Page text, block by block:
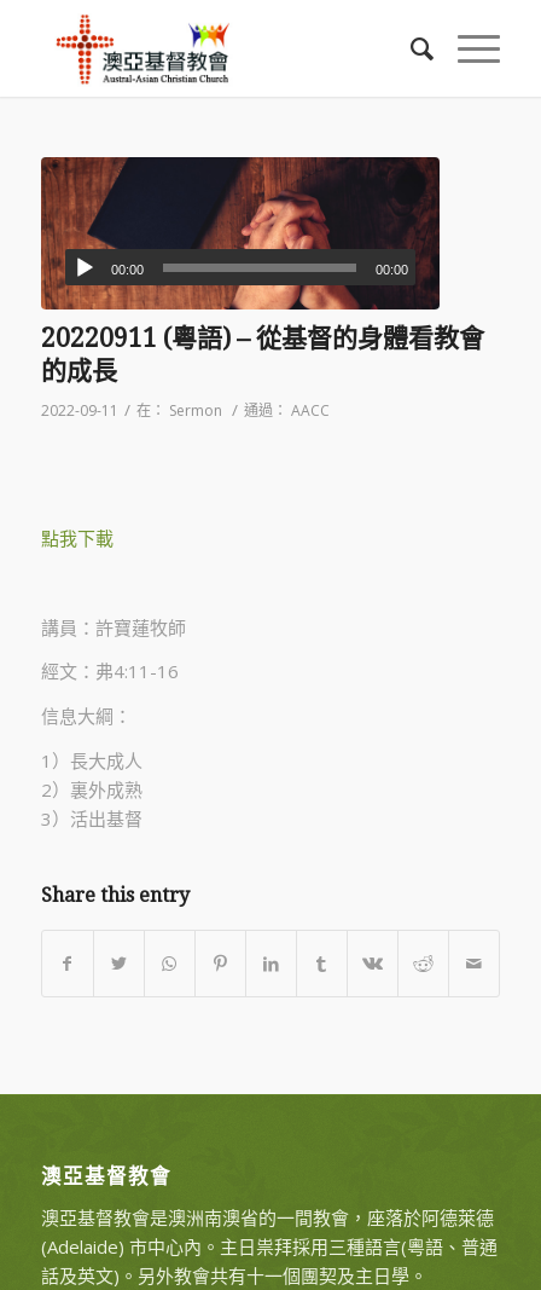
00:00 00:00
20220911 (粵語) – 從基督的身體看教會
的成長
2022-09-11 / 在： Sermon / 通過： AACC
點我下載
講員：許寶蓮牧師
經文：弗4:11-16
信息大綱：
1）長大成人
2）裏外成熟
3）活出基督
Share this entry
澳亞基督教會
澳亞基督教會是澳洲南澳省的一間教會，座落於阿德萊德
(Adelaide) 市中心內。主日祟拜採用三種語言(粵語、普通
話及英文)。另外教會共有十一個團契及主日學。